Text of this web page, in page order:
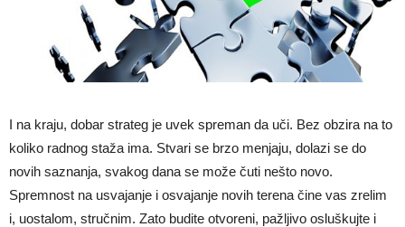
I na kraju, dobar strateg je uvek spreman da uči. Bez obzira na to
koliko radnog staža ima. Stvari se brzo menjaju, dolazi se do
novih saznanja, svakog dana se može čuti nešto novo.
Spremnost na usvajanje i osvajanje novih terena čine vas zrelim
i, uostalom, stručnim. Zato budite otvoreni, pažljivo osluškujte i